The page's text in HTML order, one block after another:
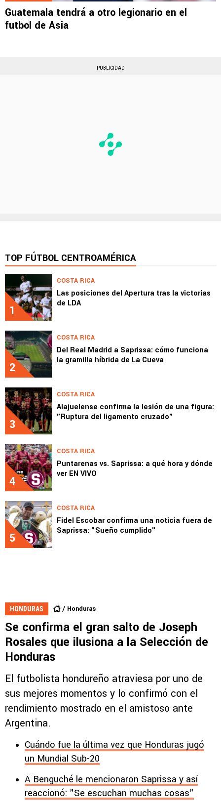
Guatemala tendrá a otro legionario en el
futbol de Asia
PUBLICIDAD
TOP FÚTBOL CENTROAMÉRICA
1
COSTA RICA
Las posiciones del Apertura tras la victorias
de LDA
2
COSTA RICA
Del Real Madrid a Saprissa: cómo funciona
la gramilla híbrida de La Cueva
3
COSTA RICA
Alajuelense confirma la lesión de una figura:
"Ruptura del ligamento cruzado"
4
COSTA RICA
Puntarenas vs. Saprissa: a qué hora y dónde
ver EN VIVO
5
COSTA RICA
Fidel Escobar confirma una noticia fuera de
Saprissa: "Sueño cumplido"
HONDURAS Honduras
Se confirma el gran salto de Joseph
Rosales que ilusiona a la Selección de
Honduras
El futbolista hondureño atraviesa por uno de
sus mejores momentos y lo confirmó con el
rendimiento mostrado en el amistoso ante
Argentina.
Cuándo fue la última vez que Honduras jugó
un Mundial Sub-20
A Benguché le mencionaron Saprissa y así
reaccionó: "Se escuchan muchas cosas"